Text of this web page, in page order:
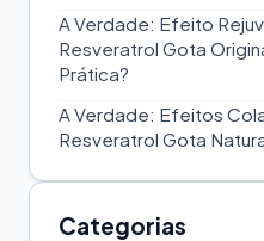
A Verdade: Efeito
Resveratrol Gota
Prática?
A Verdade: Efeitos
Resveratrol Gota
Categorias